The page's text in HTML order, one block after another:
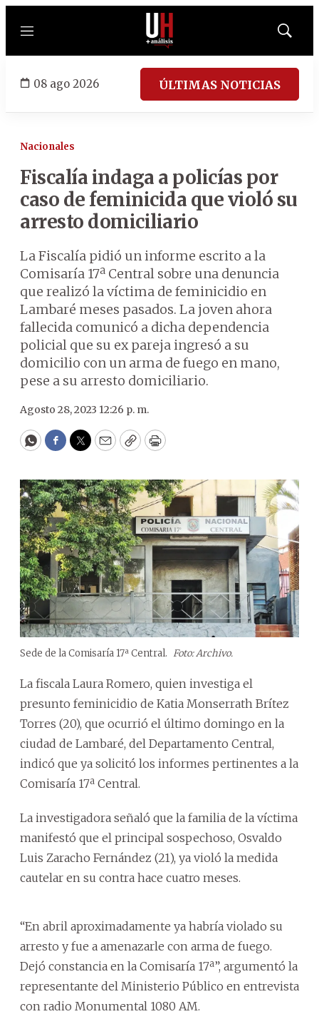
Menú
Mostrar
08 ago 2026 ÚLTIMAS NOTICIAS
Nacionales
Fiscalía indaga a policías por
caso de feminicida que violó su
arresto domiciliario
La Fiscalía pidió un informe escrito a la
Comisaría 17ª Central sobre una denuncia
que realizó la víctima de feminicidio en
Lambaré meses pasados. La joven ahora
fallecida comunicó a dicha dependencia
policial que su ex pareja ingresó a su
domicilio con un arma de fuego en mano,
pese a su arresto domiciliario.
Agosto 28, 2023 12:26 p. m.
WhatsApp
Facebook
Twitter
EmailCopyPrint
Sede de la Comisaría 17ª Central. Foto: Archivo.
La fiscala Laura Romero, quien investiga el
presunto feminicidio de Katia Monserrath Brítez
Torres (20), que ocurrió el último domingo en la
ciudad de Lambaré, del Departamento Central,
indicó que ya solicitó los informes pertinentes a la
Comisaría 17ª Central.
La investigadora señaló que la familia de la víctima
manifestó que el principal sospechoso, Osvaldo
Luis Zaracho Fernández (21), ya violó la medida
cautelar en su contra hace cuatro meses.
“En abril aproximadamente ya habría violado su
arresto y fue a amenazarle con arma de fuego.
Dejó constancia en la Comisaría 17ª”, argumentó la
representante del Ministerio Público en entrevista
con radio Monumental 1080 AM.